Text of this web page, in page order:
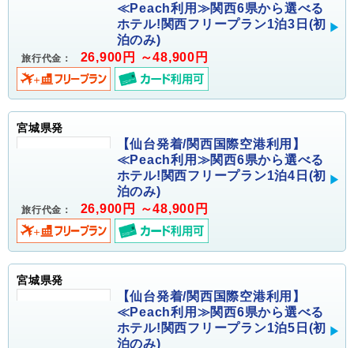
≪Peach利用≫関西6県から選べる
ホテル!関西フリープラン1泊3日(初
泊のみ)
旅行代金： 26,900円 ～48,900円
宮城県発
【仙台発着/関西国際空港利用】
≪Peach利用≫関西6県から選べる
ホテル!関西フリープラン1泊4日(初
泊のみ)
旅行代金： 26,900円 ～48,900円
宮城県発
【仙台発着/関西国際空港利用】
≪Peach利用≫関西6県から選べる
ホテル!関西フリープラン1泊5日(初
泊のみ)